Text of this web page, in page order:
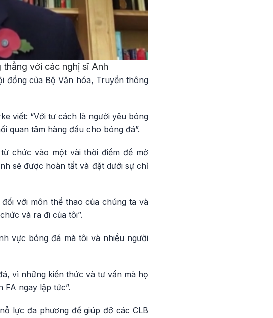
với các nghị sĩ Anh
đồng của Bộ Văn hóa, Truyền thông
viết: “Với tư cách là người yêu bóng
quan tâm hàng đầu cho bóng đá”.
chức vào một vài thời điểm để mở
sẽ được hoàn tất và đặt dưới sự chỉ
với môn thể thao của chúng ta và
và ra đi của tôi”.
vực bóng đá mà tôi và nhiều người
vì những kiến thức và tư vấn mà họ
ngay lập tức”.
lực đa phương để giúp đỡ các CLB